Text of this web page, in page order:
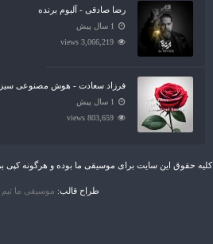
رضا صادقی - آلبوم برنده
1 سال پیش
3,066,219 views
فرزاد سعادت - هوش مصنوعی
1 سال پیش
803,659 views
کلیه حقوق این سایت برای موسیقی ما بوده و هرگونه کپی
طراح قالب: موسیقی ما تیم